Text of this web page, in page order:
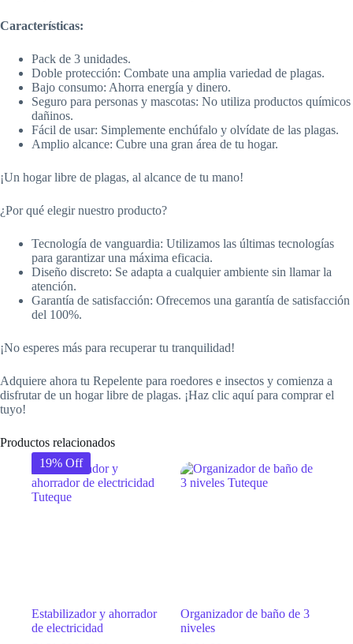
Características:
Pack de 3 unidades.
Doble protección: Combate una amplia variedad de plagas.
Bajo consumo: Ahorra energía y dinero.
Seguro para personas y mascotas: No utiliza productos químicos
dañinos.
Fácil de usar: Simplemente enchúfalo y olvídate de las plagas.
Amplio alcance: Cubre una gran área de tu hogar.
¡Un hogar libre de plagas, al alcance de tu mano!
¿Por qué elegir nuestro producto?
Tecnología de vanguardia: Utilizamos las últimas tecnologías
para garantizar una máxima eficacia.
Diseño discreto: Se adapta a cualquier ambiente sin llamar la
atención.
Garantía de satisfacción: Ofrecemos una garantía de satisfacción
del 100%.
¡No esperes más para recuperar tu tranquilidad!
Adquiere ahora tu Repelente para roedores e insectos y comienza a
disfrutar de un hogar libre de plagas. ¡Haz clic aquí para comprar el
tuyo!
Productos relacionados
19% Off
Estabilizador y ahorrador
de electricidad
Organizador de baño de 3
niveles